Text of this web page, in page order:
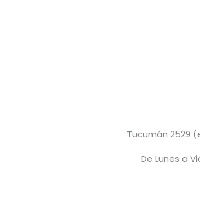
Tucumán 2529
De Lunes a